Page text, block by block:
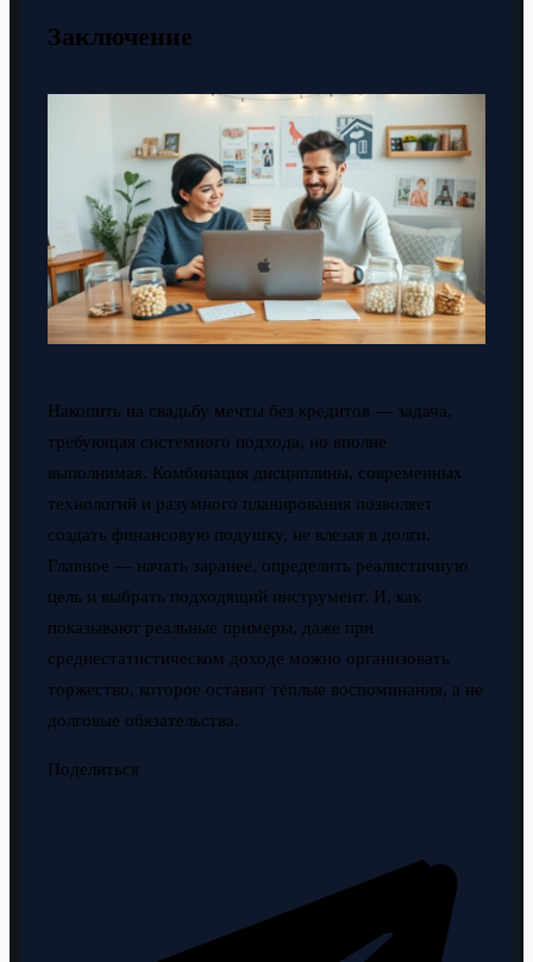
Заключение
Накопить на свадьбу мечты без кредитов — задача,
требующая системного подхода, но вполне
выполнимая. Комбинация дисциплины, современных
технологий и разумного планирования позволяет
создать финансовую подушку, не влезая в долги.
Главное — начать заранее, определить реалистичную
цель и выбрать подходящий инструмент. И, как
показывают реальные примеры, даже при
среднестатистическом доходе можно организовать
торжество, которое оставит тёплые воспоминания, а не
долговые обязательства.
Поделиться